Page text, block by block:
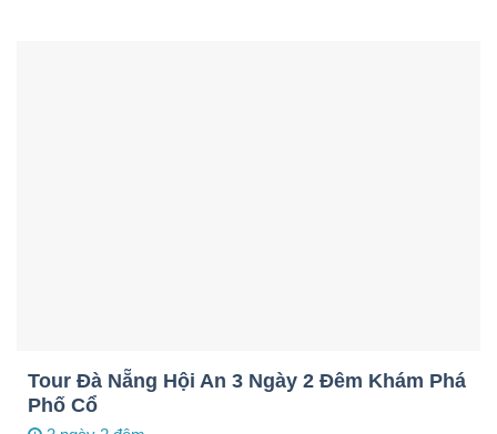
Tour Đà Nẵng Hội An 3 Ngày 2 Đêm Khám Phá
Phố Cổ